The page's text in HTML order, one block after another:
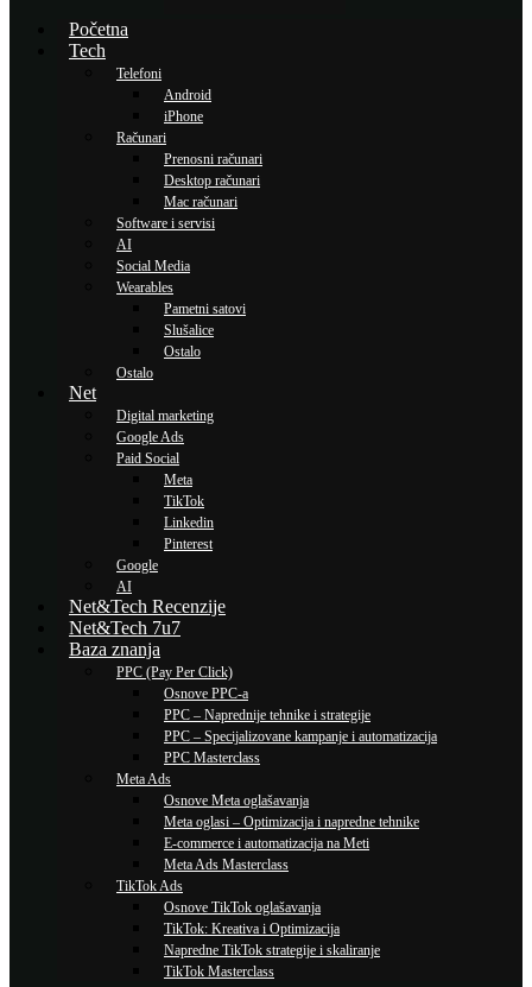
Početna
Tech
Telefoni
Android
iPhone
Računari
Prenosni računari
Desktop računari
Mac računari
Software i servisi
AI
Social Media
Wearables
Pametni satovi
Slušalice
Ostalo
Ostalo
Net
Digital marketing
Google Ads
Paid Social
Meta
TikTok
Linkedin
Pinterest
Google
AI
Net&Tech Recenzije
Net&Tech 7u7
Baza znanja
PPC (Pay Per Click)
Osnove PPC-a
PPC – Naprednije tehnike i strategije
PPC – Specijalizovane kampanje i automatizacija
PPC Masterclass
Meta Ads
Osnove Meta oglašavanja
Meta oglasi – Optimizacija i napredne tehnike
E-commerce i automatizacija na Meti
Meta Ads Masterclass
TikTok Ads
Osnove TikTok oglašavanja
TikTok: Kreativa i Optimizacija
Napredne TikTok strategije i skaliranje
TikTok Masterclass